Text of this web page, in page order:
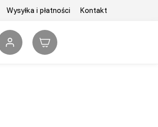
Wysyłka i płatności Kontakt